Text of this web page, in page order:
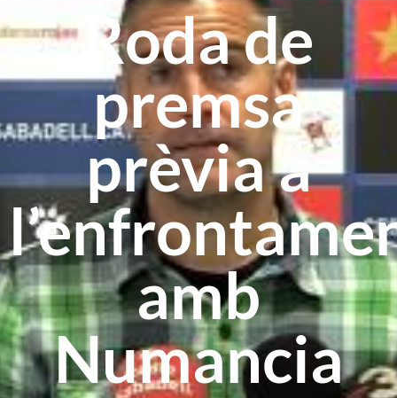
Roda de
premsa
prèvia a
amb
Numancia